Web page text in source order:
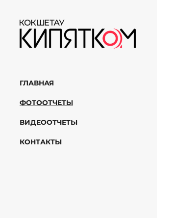
ГЛАВНАЯ
ФОТООТЧЕТЫ
ВИДЕООТЧЕТЫ
КОНТАКТЫ